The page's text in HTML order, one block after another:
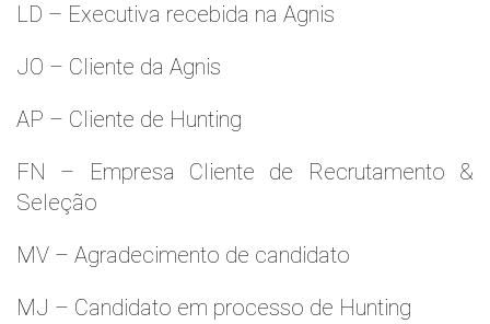
LD – Executiva recebida na Agnis
JO – Cliente da Agnis
AP – Cliente de Hunting
FN – Empresa Cliente de Recrutamento &
Seleção
MV – Agradecimento de candidato
MJ – Candidato em processo de Hunting